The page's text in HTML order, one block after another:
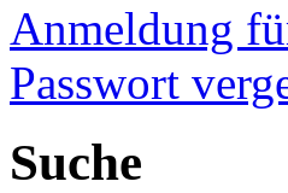
Anmeldung
Passwort
Suche